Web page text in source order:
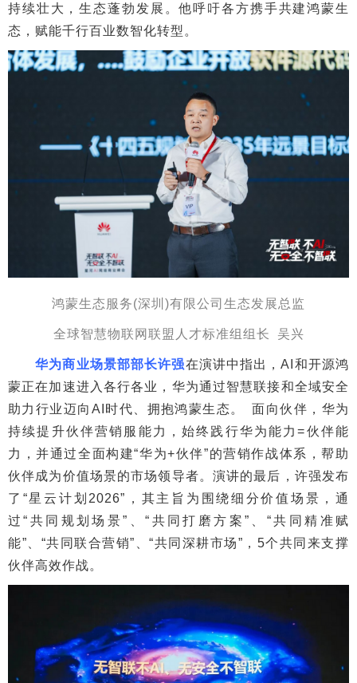
持续壮大，生态蓬勃发展。他呼吁各方携手共建鸿蒙生
态，赋能千行百业数智化转型。
鸿蒙生态服务(深圳)有限公司生态发展总监
全球智慧物联网联盟人才标准组组长 吴兴
华为商业场景部部长许强在演讲中指出，AI和开源鸿
蒙正在加速进入各行各业，华为通过智慧联接和全域安全
助力行业迈向AI时代、拥抱鸿蒙生态。 面向伙伴，华为
持续提升伙伴营销服能力，始终践行华为能力=伙伴能
力，并通过全面构建“华为+伙伴”的营销作战体系，帮助
伙伴成为价值场景的市场领导者。演讲的最后，许强发布
了“星云计划2026”，其主旨为围绕细分价值场景，通
过“共同规划场景”、“共同打磨方案”、“共同精准赋
能”、“共同联合营销”、“共同深耕市场”，5个共同来支撑
伙伴高效作战。